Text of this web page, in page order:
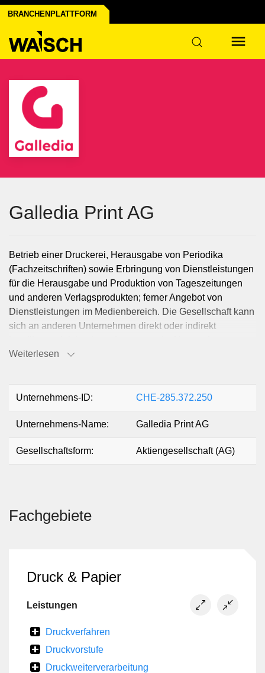
BRANCHENPLATTFORM
Galledia Print AG
Betrieb einer Druckerei, Herausgabe von Periodika
(Fachzeitschriften) sowie Erbringung von Dienstleistungen
für die Herausgabe und Produktion von Tageszeitungen
und anderen Verlagsprodukten; ferner Angebot von
Dienstleistungen im Medienbereich. Die Gesellschaft kann
sich an anderen Unternehmen direkt oder indirekt
erwerben oder errichten sowie Grundstücke erwerben,
Weiterlesen
Unternehmens-ID: CHE-285.372.250
Unternehmens-Name: Galledia Print AG
Gesellschaftsform: Aktiengesellschaft (AG)
Fachgebiete
Druck & Papier
Leistungen
Druckverfahren
Druckvorstufe
Druckweiterverarbeitung